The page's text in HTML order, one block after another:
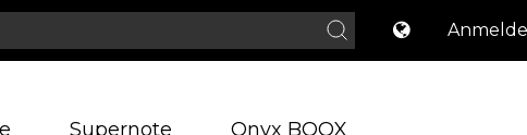
Supernote Onyx BOOX